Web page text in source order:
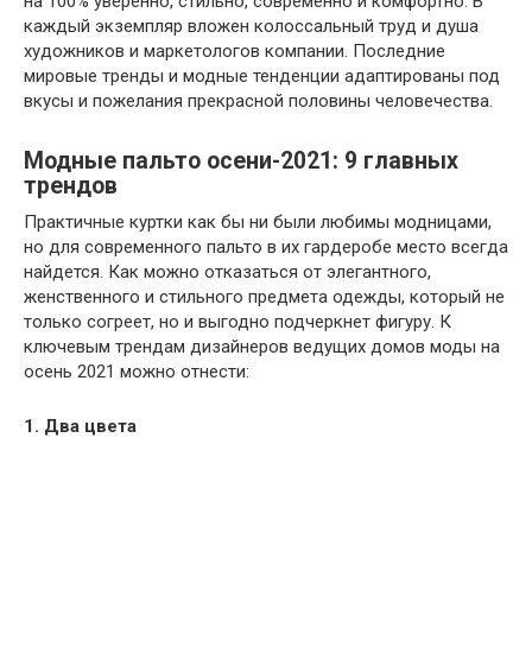
каждый экземпляр вложен колоссальный труд и душа
художников и маркетологов компании. Последние
мировые тренды и модные тенденции адаптированы под
вкусы и пожелания прекрасной половины человечества.
Модные пальто осени-2021: 9 главных
трендов
Практичные куртки как бы ни были любимы модницами,
но для современного пальто в их гардеробе место всегда
найдется. Как можно отказаться от элегантного,
женственного и стильного предмета одежды, который не
только согреет, но и выгодно подчеркнет фигуру. К
ключевым трендам дизайнеров ведущих домов моды на
осень 2021 можно отнести:
1. Два цвета